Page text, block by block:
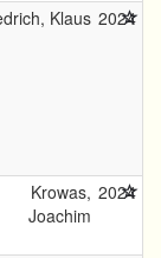
Klaus 2024
Krowas,
Joachim
2024